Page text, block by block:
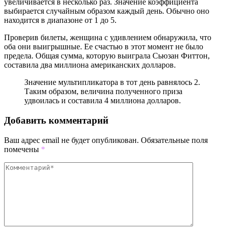
увеличивается в несколько раз. Значение коэффициента
выбирается случайным образом каждый день. Обычно оно
находится в диапазоне от 1 до 5.
Проверив билеты, женщина с удивлением обнаружила, что
оба они выигрышные. Ее счастью в этот момент не было
предела. Общая сумма, которую выиграла Сьюзан Фиттон,
составила два миллиона американских долларов.
Значение мультипликатора в тот день равнялось 2.
Таким образом, величина полученного приза
удвоилась и составила 4 миллиона долларов.
Добавить комментарий
Ваш адрес email не будет опубликован. Обязательные поля
помечены *